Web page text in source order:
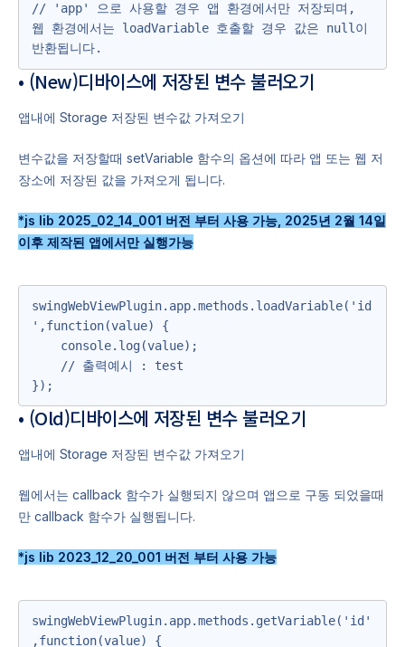
// 'app' 으로 사용할 경우 앱 환경에서만 저장되며,
웹 환경에서는 loadVariable 호출할 경우 값은 null이
반환됩니다.
• (New)디바이스에 저장된 변수 불러오기
앱내에 Storage 저장된 변수값 가져오기
변수값을 저장할때 setVariable 함수의 옵션에 따라 앱 또는 웹 저
장소에 저장된 값을 가져오게 됩니다.
*js lib 2025_02_14_001 버전 부터 사용 가능, 2025년 2월 14일
이후 제작된 앱에서만 실행가능
swingWebViewPlugin.app.methods.loadVariable('id
',function(value) {
});
• (Old)디바이스에 저장된 변수 불러오기
앱내에 Storage 저장된 변수값 가져오기
웹에서는 callback 함수가 실행되지 않으며 앱으로 구동 되었을때
만 callback 함수가 실행됩니다.
*js lib 2023_12_20_001 버전 부터 사용 가능
swingWebViewPlugin.app.methods.getVariable('id'
,function(value) {